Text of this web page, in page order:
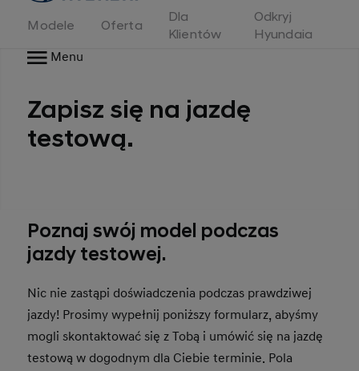
Modele Oferta
Dla
Klientów
Odkryj
Hyundaia
Menu
Zapisz się na jazdę
testową.
Poznaj swój model podczas
jazdy testowej.
Nic nie zastąpi doświadczenia podczas prawdziwej
jazdy! Prosimy wypełnij poniższy formularz, abyśmy
mogli skontaktować się z Tobą i umówić się na jazdę
testową w dogodnym dla Ciebie terminie. Pola